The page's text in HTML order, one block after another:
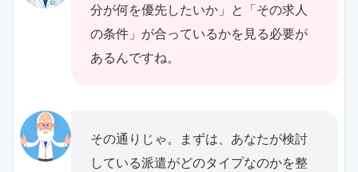
分が何を優先したいか」と「その求人
の条件」が合っているかを見る必要が
あるんですね。
その通りじゃ。まずは、あなたが検討
している派遣がどのタイプなのかを整